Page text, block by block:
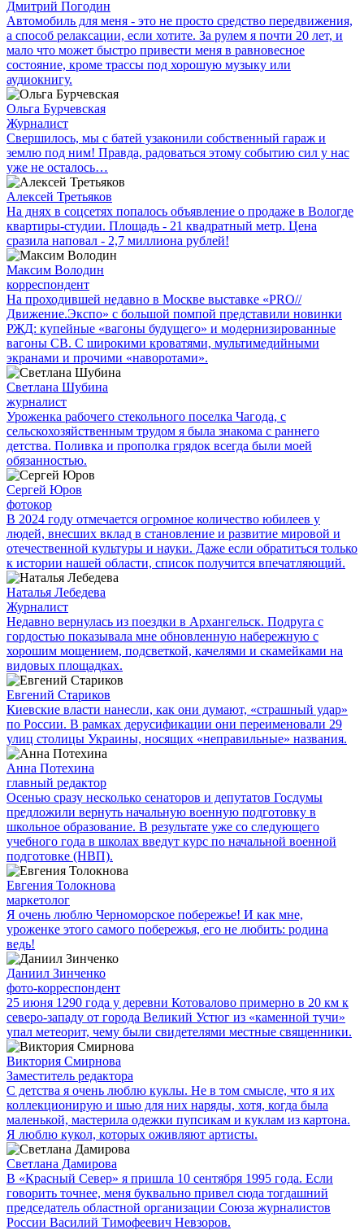
Дмитрий Погодин
Автомобиль для меня - это не просто средство передвижения,
а способ релаксации, если хотите. За рулем я почти 20 лет, и
мало что может быстро привести меня в равновесное
состояние, кроме трассы под хорошую музыку или
аудиокнигу.
Ольга Бурчевская
Журналист
Свершилось, мы с батей узаконили собственный гараж и
землю под ним! Правда, радоваться этому событию сил у нас
уже не осталось…
Алексей Третьяков
На днях в соцсетях попалось объявление о продаже в Вологде
квартиры-студии. Площадь - 21 квадратный метр. Цена
сразила наповал - 2,7 миллиона рублей!
Максим Володин
корреспондент
На проходившей недавно в Мос­кве выставке «PRO//
Движение.Экспо» с большой помпой представили новинки
РЖД: купейные «вагоны будущего» и модернизированные
вагоны СВ. С широкими кроватями, мультимедийными
экранами и прочими «наворотами».
Светлана Шубина
журналист
Уроженка рабочего стекольного поселка Чагода, с
сельскохозяйственным трудом я была знакома с раннего
детства. Поливка и прополка грядок всегда были моей
обязанностью.
Сергей Юров
фотокор
В 2024 году отмечается огромное количество юбилеев у
людей, внесших вклад в становление и развитие мировой и
отечественной культуры и науки. Даже если обратиться только
к истории нашей области, список получится впечатляющий.
Наталья Лебедева
Журналист
Недавно вернулась из поездки в Архангельск. Подруга с
гордостью показывала мне обновленную набережную с
хорошим мощением, подсветкой, качелями и скамейками на
видовых площадках.
Евгений Стариков
Киевские власти нанесли, как они думают, «страшный удар»
по России. В рамках дерусификации они переименовали 29
улиц столицы Украины, носящих «неправильные» названия.
Анна Потехина
главный редактор
Осенью сразу несколько сенаторов и депутатов Госдумы
предложили вернуть начальную военную подготовку в
школьное образование. В результате уже со следующего
учебного года в школах введут курс по начальной военной
подготовке (НВП).
Евгения Толокнова
маркетолог
Я очень люблю Черноморское побережье! И как мне,
уроженке этого самого побережья, его не любить: родина
ведь!
Даниил Зинченко
фото-корреспондент
25 июня 1290 года у деревни Котовалово примерно в 20 км к
северо-западу от города Великий Устюг из «каменной тучи»
упал метеорит, чему были свидетелями местные священники.
Виктория Смирнова
Заместитель редактора
С детства я очень люблю куклы. Не в том смысле, что я их
коллекционирую и шью для них наряды, хотя, когда была
маленькой, мастерила одежки пупсикам и куклам из картона.
Я люблю кукол, которых оживляют артисты.
Светлана Дамирова
В «Красный Север» я пришла 10 сентября 1995 года. Если
говорить точнее, меня буквально привел сюда тогдашний
председатель областной организации Союза журналистов
России Василий Тимофеевич Невзоров.